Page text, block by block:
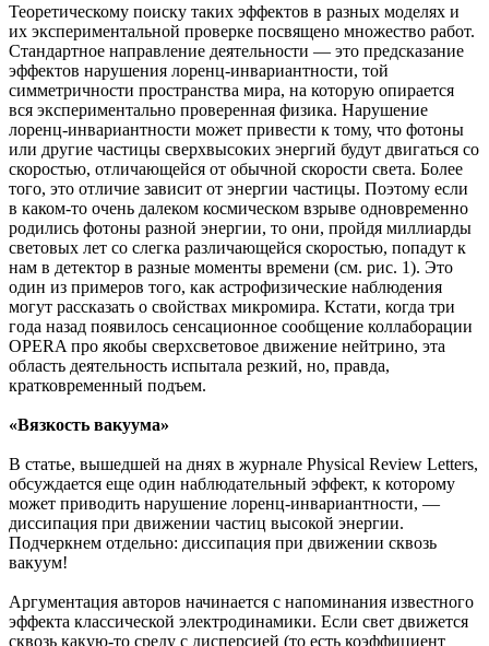
Теоретическому поиску таких эффектов в разных моделях и
их экспериментальной проверке посвящено множество работ.
Стандартное направление деятельности — это предсказание
эффектов нарушения лоренц-инвариантности, той
симметричности пространства мира, на которую опирается
вся экспериментально проверенная физика. Нарушение
лоренц-инвариантности может привести к тому, что фотоны
или другие частицы сверхвысоких энергий будут двигаться со
скоростью, отличающейся от обычной скорости света. Более
того, это отличие зависит от энергии частицы. Поэтому если
в каком-то очень далеком космическом взрыве одновременно
родились фотоны разной энергии, то они, пройдя миллиарды
световых лет со слегка различающейся скоростью, попадут к
нам в детектор в разные моменты времени (см. рис. 1). Это
один из примеров того, как астрофизические наблюдения
могут рассказать о свойствах микромира. Кстати, когда три
года назад появилось сенсационное сообщение коллаборации
OPERA про якобы сверхсветовое движение нейтрино, эта
область деятельность испытала резкий, но, правда,
кратковременный подъем.
«Вязкость вакуума»
В статье, вышедшей на днях в журнале Physical Review Letters,
обсуждается еще один наблюдательный эффект, к которому
может приводить нарушение лоренц-инвариантности, —
диссипация при движении частиц высокой энергии.
Подчеркнем отдельно: диссипация при движении сквозь
вакуум!
Аргументация авторов начинается с напоминания известного
эффекта классической электродинамики. Если свет движется
сквозь какую-то среду с дисперсией (то есть коэффициент